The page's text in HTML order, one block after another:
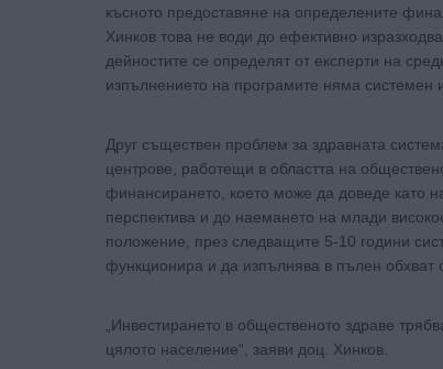
късното предоставяне на определените
Хинков това не води до ефективно
дейностите се определят от експерти на
изпълнението на програмите няма системен и
Друг съществен проблем за здравната
центрове, работещи в областта на
финансирането, което може да доведе като
перспектива и до наемането на млади
положение, през следващите 5-10 години
функционира и да изпълнява в пълен обхват
„Инвестирането в общественото здраве
цялото население“, заяви доц. Хинков.